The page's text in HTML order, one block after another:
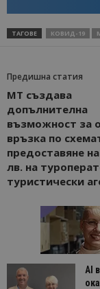
ТАГОВЕ КОВИД-19
Предишна статия
МТ създава
допълнителна
възможност за
връзка по
предоставяне
лв. на
туристически
AI